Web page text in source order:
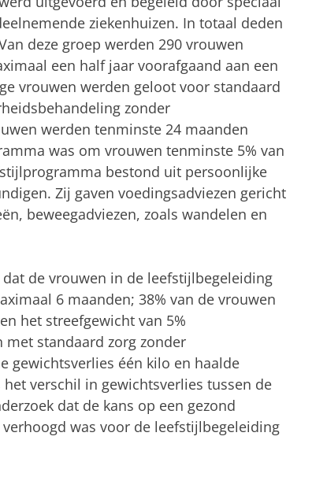
ziekenhuizen. In totaal deden
deze groep werden 290 vrouwen
een half jaar voorafgaand aan een
vrouwen werden geloot voor standaard
zonder
werden tenminste 24 maanden
was om vrouwen tenminste 5% van
bestond uit persoonlijke
Zij gaven voedingsadviezen gericht
beweegadviezen, zoals wandelen en
de vrouwen in de leefstijlbegeleiding
6 maanden; 38% van de vrouwen
het streefgewicht van 5%
standaard zorg zonder
gewichtsverlies één kilo en haalde
verschil in gewichtsverlies tussen de
dat de kans op een gezond
was voor de leefstijlbegeleiding